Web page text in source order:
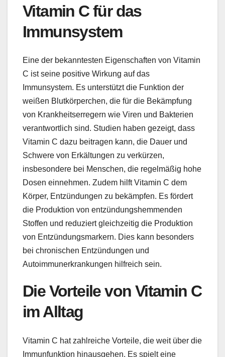
Vitamin C für das
Immunsystem
Eine der bekanntesten Eigenschaften von Vitamin
C ist seine positive Wirkung auf das
Immunsystem. Es unterstützt die Funktion der
weißen Blutkörperchen, die für die Bekämpfung
von Krankheitserregern wie Viren und Bakterien
verantwortlich sind. Studien haben gezeigt, dass
Vitamin C dazu beitragen kann, die Dauer und
Schwere von Erkältungen zu verkürzen,
insbesondere bei Menschen, die regelmäßig hohe
Dosen einnehmen. Zudem hilft Vitamin C dem
Körper, Entzündungen zu bekämpfen. Es fördert
die Produktion von entzündungshemmenden
Stoffen und reduziert gleichzeitig die Produktion
von Entzündungsmarkern. Dies kann besonders
bei chronischen Entzündungen und
Autoimmunerkrankungen hilfreich sein.
Die Vorteile von Vitamin C
im Alltag
Vitamin C hat zahlreiche Vorteile, die weit über die
Immunfunktion hinausgehen. Es spielt eine